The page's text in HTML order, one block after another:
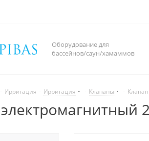
Оборудование для
бассейнов/саун/хамаммов
- Ирригация - Ирригация - Клапаны -